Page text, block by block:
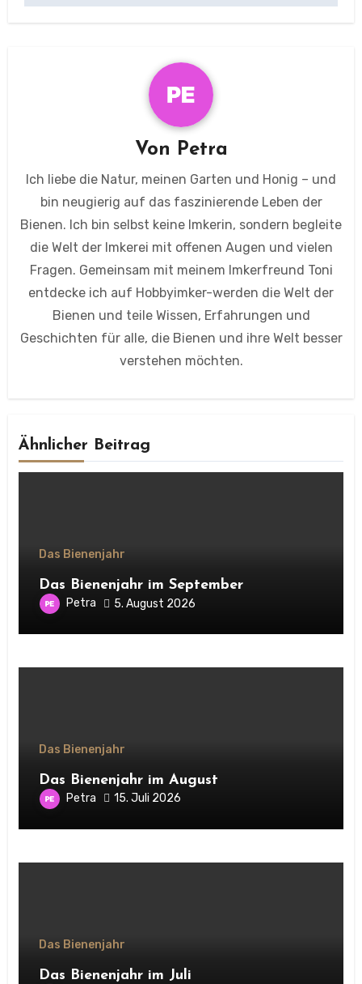
Von Petra
Ich liebe die Natur, meinen Garten und Honig – und
bin neugierig auf das faszinierende Leben der
Bienen. Ich bin selbst keine Imkerin, sondern begleite
die Welt der Imkerei mit offenen Augen und vielen
Fragen. Gemeinsam mit meinem Imkerfreund Toni
entdecke ich auf Hobbyimker-werden die Welt der
Bienen und teile Wissen, Erfahrungen und
Geschichten für alle, die Bienen und ihre Welt besser
verstehen möchten.
Ähnlicher Beitrag
Das Bienenjahr
Das Bienenjahr im September
Petra 5. August 2026
Das Bienenjahr
Das Bienenjahr im August
Petra 15. Juli 2026
Das Bienenjahr
Das Bienenjahr im Juli